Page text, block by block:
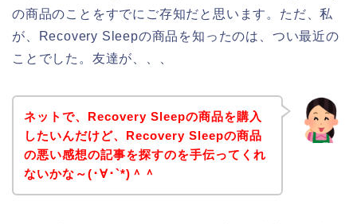
の商品のことをすでにご存知だと思います。ただ、私
が、Recovery Sleepの商品を知ったのは、つい最近の
ことでした。友達が、、、
ネットで、Recovery Sleepの商品を購入
したいんだけど、Recovery Sleepの商品
の悪い感想の記事を探すのを手伝ってくれ
ないかな～(･∀･`*)＾＾